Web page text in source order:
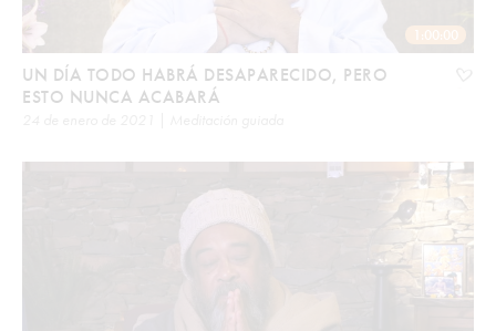
1:00:00
UN DÍA TODO HABRÁ DESAPARECIDO, PERO
ESTO NUNCA ACABARÁ